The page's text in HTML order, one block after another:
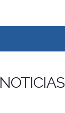
NOTICIAS